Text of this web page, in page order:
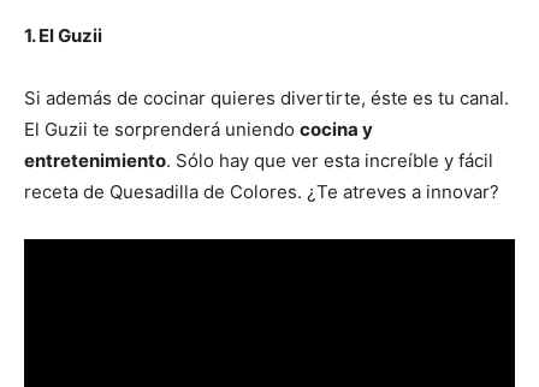
1. El Guzii
Si además de cocinar quieres divertirte, éste es tu canal.
El Guzii te sorprenderá uniendo cocina y
entretenimiento. Sólo hay que ver esta increíble y fácil
receta de Quesadilla de Colores. ¿Te atreves a innovar?